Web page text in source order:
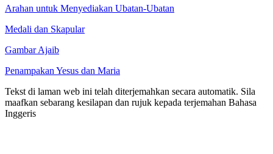
Arahan untuk Menyediakan Ubatan-Ubatan
Medali dan Skapular
Gambar Ajaib
Penampakan Yesus dan Maria
Tekst di laman web ini telah diterjemahkan secara automatik. Sila
maafkan sebarang kesilapan dan rujuk kepada terjemahan Bahasa
Inggeris